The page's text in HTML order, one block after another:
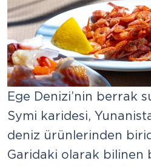
Ege Denizi’nin berrak
Symi karidesi,
deniz ürünlerinden
Garidaki olarak bilinen